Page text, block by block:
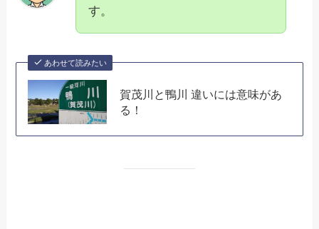
す。
あわせて読みたい
賀茂川と鴨川 違いには意味があ
る！